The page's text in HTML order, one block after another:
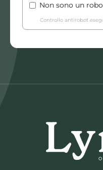
Non sono un
Controllo antirobot